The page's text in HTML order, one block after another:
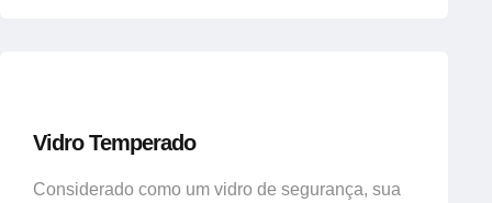
Vidro Temperado
Considerado como um vidro de segurança, sua